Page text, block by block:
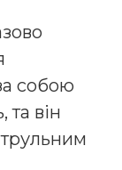
собою
та він